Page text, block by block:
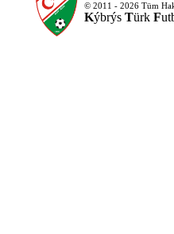
© 2011 - 2026 Tüm
Kýbrýs Türk F